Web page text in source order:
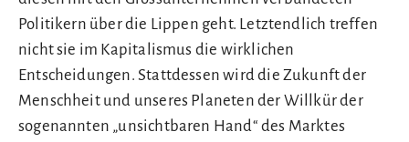
Politikern über die Lippen geht. Letztendlich treffen
nicht sie im Kapitalismus die wirklichen
Entscheidungen. Stattdessen wird die Zukunft der
Menschheit und unseres Planeten der Willkür der
sogenannten „unsichtbaren Hand“ des Marktes